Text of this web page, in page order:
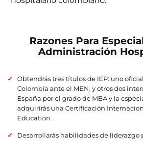
Razones Para
Administración
Obtendrás tres títulos de IEP: uno
Colombia ante el MEN, y otros dos
España por el grado de MBA y la
adquirirás una Certificación
Education.
Desarrollarás habilidades de liderazgo